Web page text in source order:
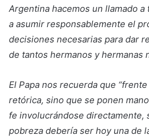
Argentina hacemos un llamado
a asumir responsablemente el
decisiones necesarias para dar
de tantos hermanos y hermanas
El Papa nos recuerda que
retórica, sino que se ponen
fe involucrándose directamente,
pobreza debería ser hoy una de